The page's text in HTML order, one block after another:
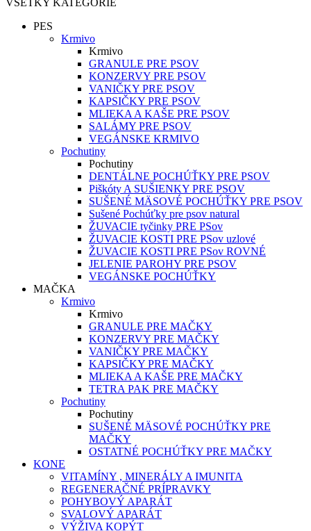
VŠETKY KATEGÓRIE
PES
Krmivo
Krmivo
GRANULE PRE PSOV
KONZERVY PRE PSOV
VANIČKY PRE PSOV
KAPSIČKY PRE PSOV
MLIEKA A KAŠE PRE PSOV
SALÁMY PRE PSOV
VEGÁNSKE KRMIVO
Pochutiny
Pochutiny
DENTÁLNE POCHÚŤKY PRE PSOV
Piškóty A SUŠIENKY PRE PSOV
SUŠENÉ MÄSOVÉ POCHÚŤKY PRE PSOV
Sušené Pochúťky pre psov natural
ŽUVACIE tyčinky PRE PSov
ŽUVACIE KOSTI PRE PSov uzlové
ŽUVACIE KOSTI PRE PSov ROVNÉ
JELENIE PAROHY PRE PSOV
VEGÁNSKE POCHÚŤKY
MAČKA
Krmivo
Krmivo
GRANULE PRE MAČKY
KONZERVY PRE MAČKY
VANIČKY PRE MAČKY
KAPSIČKY PRE MAČKY
MLIEKA A KAŠE PRE MAČKY
TETRA PAK PRE MAČKY
Pochutiny
Pochutiny
SUŠENÉ MÄSOVÉ POCHÚŤKY PRE
MAČKY
OSTATNÉ POCHÚŤKY PRE MAČKY
KONE
VITAMÍNY , MINERÁLY A IMUNITA
REGENERAČNÉ PRÍPRAVKY
POHYBOVÝ APARÁT
SVALOVÝ APARÁT
VÝŽIVA KOPÝT